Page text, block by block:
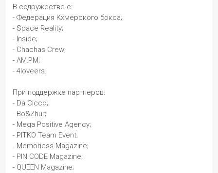
В содружестве с:
- Федерация Кхмерского бокса;
- Space Reality;
- Inside;
- Chachas Crew;
- AM:PM;
- 4loveers.
При поддержке партнеров:
- Da Cicco;
- Bo&Zhur;
- Mega Positive Agency;
- PITKO Team Event;
- Memoriess Magazine;
- PIN CODE Magazine;
- QUEEN Magazine;